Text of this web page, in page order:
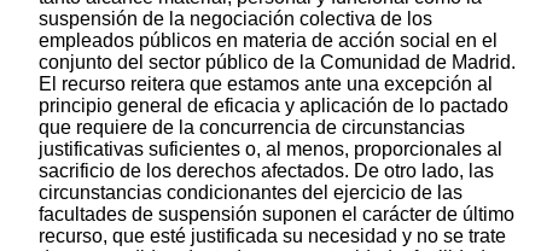
suspensión de la negociación colectiva de los
empleados públicos en materia de acción social en el
conjunto del sector público de la Comunidad de Madrid.
El recurso reitera que estamos ante una excepción al
principio general de eficacia y aplicación de lo pactado
que requiere de la concurrencia de circunstancias
justificativas suficientes o, al menos, proporcionales al
sacrificio de los derechos afectados. De otro lado, las
circunstancias condicionantes del ejercicio de las
facultades de suspensión suponen el carácter de último
recurso, que esté justificada su necesidad y no se trate